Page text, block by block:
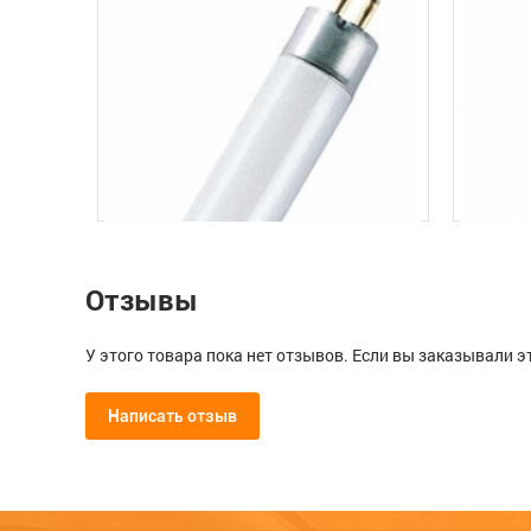
Лампа для подсветки Т-4/6W белая
Лампа
Отзывы
У этого товара пока нет отзывов. Если вы заказывали
Написать отзыв